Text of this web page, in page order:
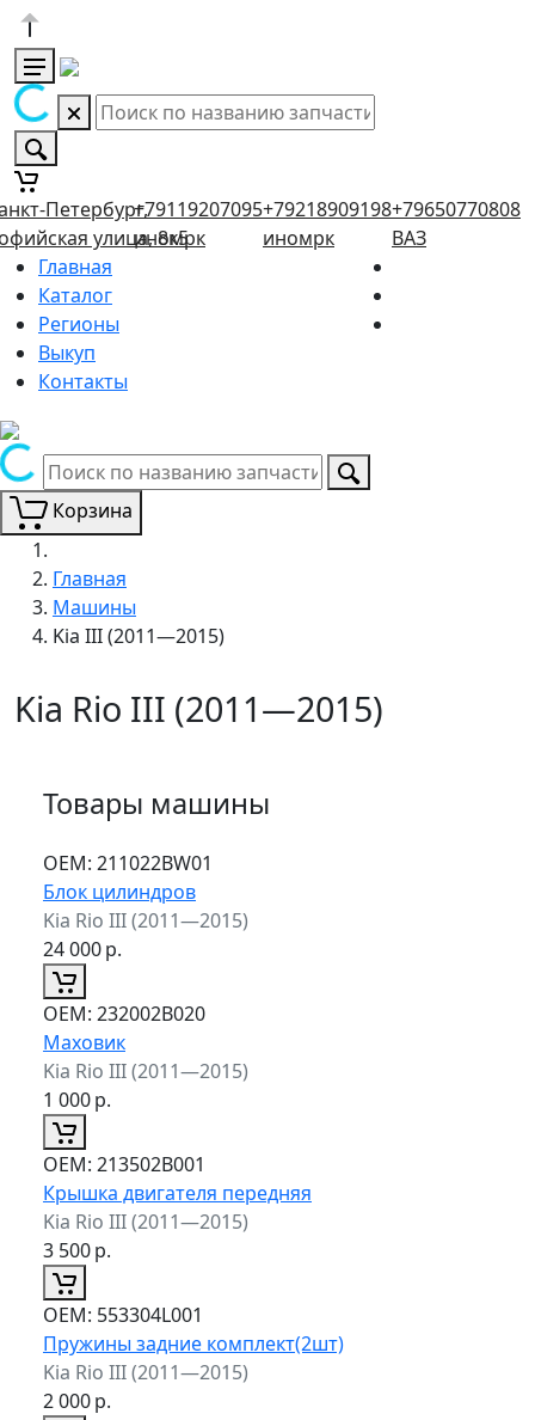
Петербург,
улица, 8к5
+79119207095
иномрк
+79218909198
иномрк
+79650770808
ВАЗ
Главная
Каталог
Регионы
Выкуп
Контакты
Корзина
Главная
Машины
Kia III (2011—2015)
Kia Rio III (2011—2015)
Товары машины
ОЕМ: 211022BW01
Блок цилиндров
Kia Rio III (2011—2015)
24 000р.
ОЕМ: 232002B020
Маховик
Kia Rio III (2011—2015)
1 000р.
ОЕМ: 213502B001
Крышка двигателя передняя
Kia Rio III (2011—2015)
3 500р.
ОЕМ: 553304L001
Пружины задние комплект(2шт)
Kia Rio III (2011—2015)
2 000р.